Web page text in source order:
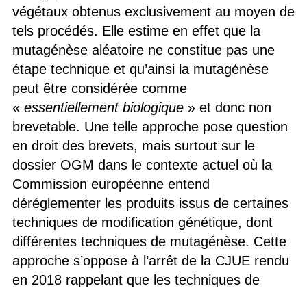
végétaux obtenus exclusivement au moyen de
tels procédés. Elle estime en effet que la
mutagénèse aléatoire ne constitue pas une
étape technique et qu’ainsi la mutagénèse
peut être considérée comme
« essentiellement biologique» et donc non
brevetable. Une telle approche pose question
en droit des brevets, mais surtout sur le
dossier OGM dans le contexte actuel où la
Commission européenne entend
déréglementer les produits issus de certaines
techniques de modification génétique, dont
différentes techniques de mutagénèse. Cette
approche s’oppose à l’arrêt de la CJUE rendu
en 2018 rappelant que les techniques de